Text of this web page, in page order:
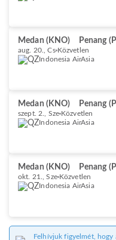
Medan (KNO) Penang
aug. 20., Cs Közvetlen
Indonesia AirAsia
Medan (KNO) Penang
szept. 2., Sze Közvetlen
Indonesia AirAsia
Medan (KNO) Penang
okt. 21., Sze Közvetlen
Indonesia AirAsia
Felhívjuk figyelmét, hogy